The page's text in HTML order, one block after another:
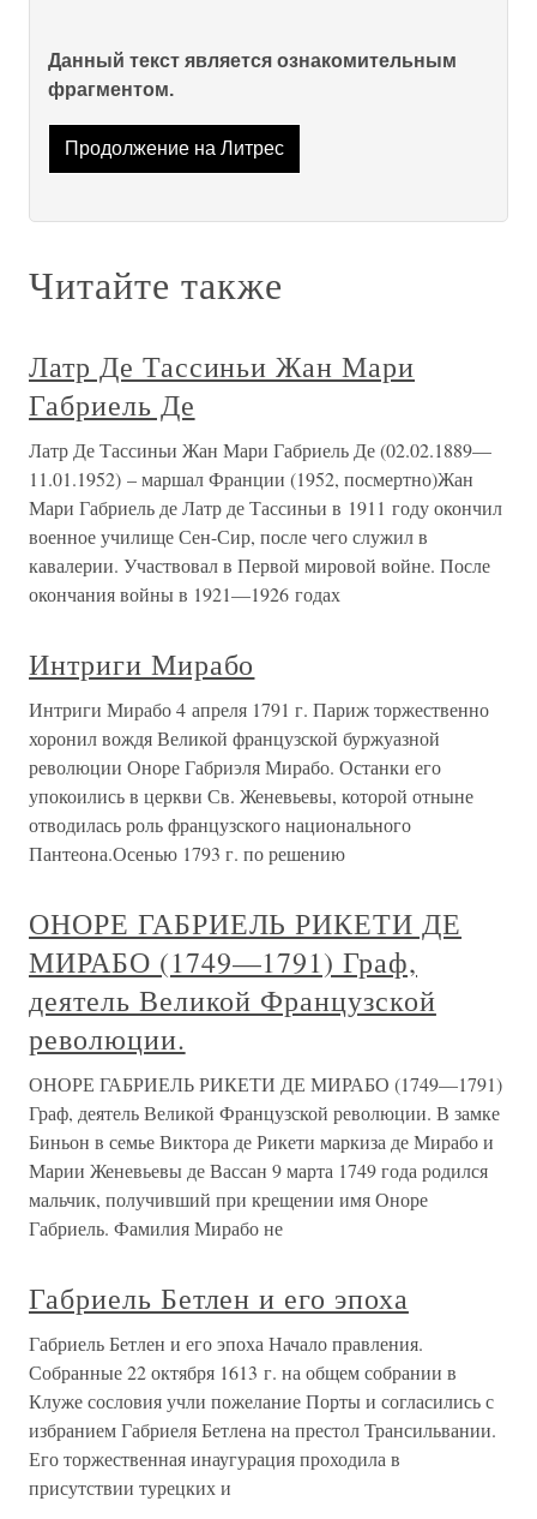
Данный текст является ознакомительным
фрагментом.
Продолжение на Литрес
Читайте также
Латр Де Тассиньи Жан Мари
Габриель Де
Латр Де Тассиньи Жан Мари Габриель Де (02.02.1889—
11.01.1952) – маршал Франции (1952, посмертно)Жан
Мари Габриель де Латр де Тассиньи в 1911 году окончил
военное училище Сен-Сир, после чего служил в
кавалерии. Участвовал в Первой мировой войне. После
окончания войны в 1921—1926 годах
Интриги Мирабо
Интриги Мирабо 4 апреля 1791 г. Париж торжественно
хоронил вождя Великой французской буржуазной
революции Оноре Габриэля Мирабо. Останки его
упокоились в церкви Св. Женевьевы, которой отныне
отводилась роль французского национального
Пантеона.Осенью 1793 г. по решению
ОНОРЕ ГАБРИЕЛЬ РИКЕТИ ДЕ
МИРАБО (1749—1791) Граф,
деятель Великой Французской
революции.
ОНОРЕ ГАБРИЕЛЬ РИКЕТИ ДЕ МИРАБО (1749—1791)
Граф, деятель Великой Французской революции. В замке
Биньон в семье Виктора де Рикети маркиза де Мирабо и
Марии Женевьевы де Вассан 9 марта 1749 года родился
мальчик, получивший при крещении имя Оноре
Габриель. Фамилия Мирабо не
Габриель Бетлен и его эпоха
Габриель Бетлен и его эпоха Начало правления.
Собранные 22 октября 1613 г. на общем собрании в
Клуже сословия учли пожелание Порты и согласились с
избранием Габриеля Бетлена на престол Трансильвании.
Его торжественная инаугурация проходила в
присутствии турецких и